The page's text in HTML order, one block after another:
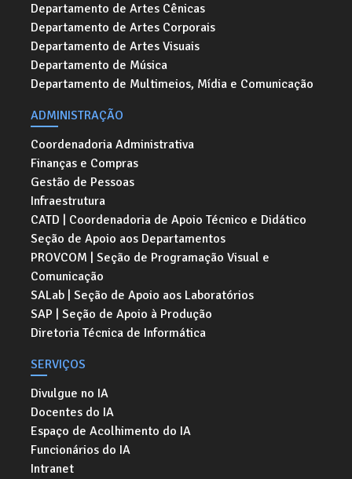
Departamento de Artes Cênicas
Departamento de Artes Corporais
Departamento de Artes Visuais
Departamento de Música
Departamento de Multimeios, Mídia e Comunicação
ADMINISTRAÇÃO
Coordenadoria Administrativa
Finanças e Compras
Gestão de Pessoas
Infraestrutura
CATD | Coordenadoria de Apoio Técnico e Didático
Seção de Apoio aos Departamentos
PROVCOM | Seção de Programação Visual e
Comunicação
SALab | Seção de Apoio aos Laboratórios
SAP | Seção de Apoio à Produção
Diretoria Técnica de Informática
SERVIÇOS
Divulgue no IA
Docentes do IA
Espaço de Acolhimento do IA
Funcionários do IA
Intranet